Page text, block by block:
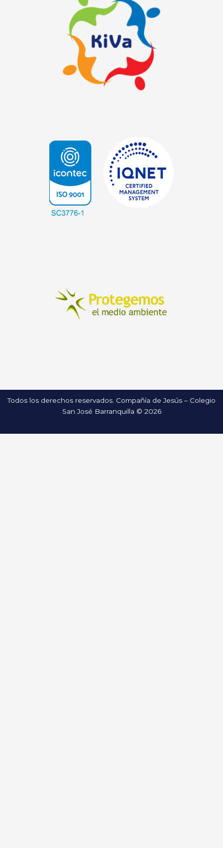
Todos los derechos reservados. Compañía de Jesús – Colegio
San José Barranquilla © 2026